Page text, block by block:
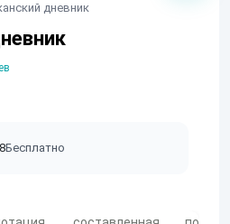
дневник
Бесплатно